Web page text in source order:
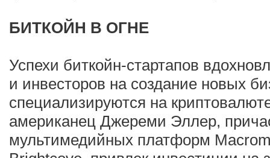
БИТКОЙН В ОГНЕ
Успехи биткойн-стартапов
и инвесторов на создание новых
специализируются на
американец Джереми Эллер,
мультимедийных платформ